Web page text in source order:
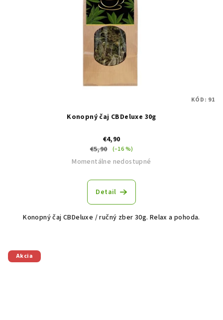
Konopný čaj CBDeluxe 30g
€4,90
€5,90
(–16 %)
Momentálne nedostupné
Detail
Konopný čaj CBDeluxe / ručný zber 30g. Relax a pohoda.
KÓD: 91
Akcia